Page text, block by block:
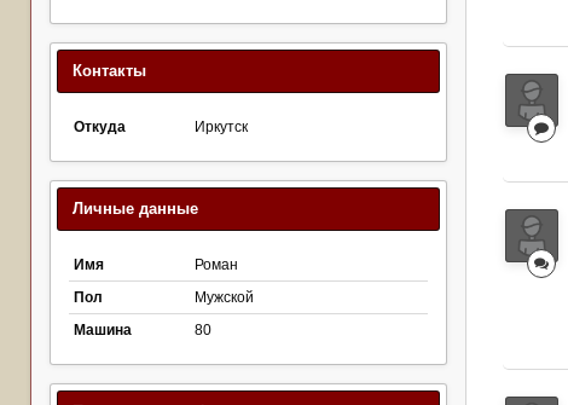
Контакты
Откуда Иркутск
Личные данные
Имя
Роман
Пол
Мужской
Машина
80